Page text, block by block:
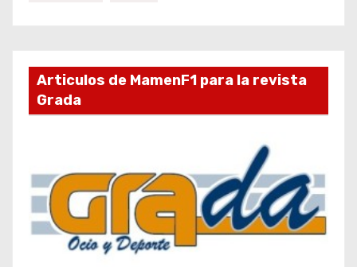
Articulos de MamenF1 para la revista
Grada